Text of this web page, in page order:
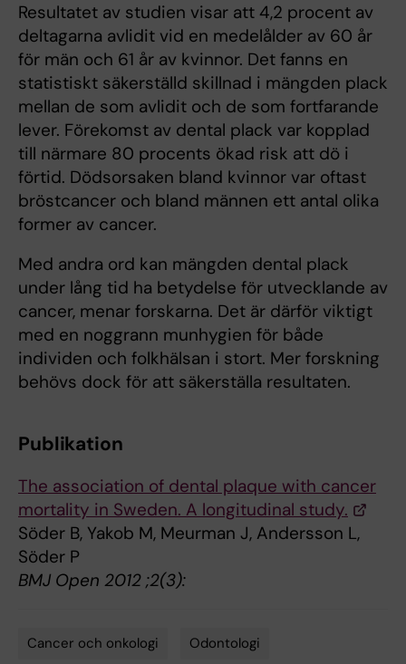
Resultatet av studien visar att 4,2 procent av
deltagarna avlidit vid en medelålder av 60 år
för män och 61 år av kvinnor. Det fanns en
statistiskt säkerställd skillnad i mängden plack
mellan de som avlidit och de som fortfarande
lever. Förekomst av dental plack var kopplad
till närmare 80 procents ökad risk att dö i
förtid. Dödsorsaken bland kvinnor var oftast
bröstcancer och bland männen ett antal olika
former av cancer.
Med andra ord kan mängden dental plack
under lång tid ha betydelse för utvecklande av
cancer, menar forskarna. Det är därför viktigt
med en noggrann munhygien för både
individen och folkhälsan i stort. Mer forskning
behövs dock för att säkerställa resultaten.
Publikation
The association of dental plaque with cancer
mortality in Sweden. A longitudinal study.
Söder B, Yakob M, Meurman J, Andersson L,
Söder P
BMJ Open 2012 ;2(3):
Cancer och onkologi Odontologi